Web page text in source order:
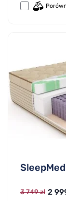
3 749 zł 2